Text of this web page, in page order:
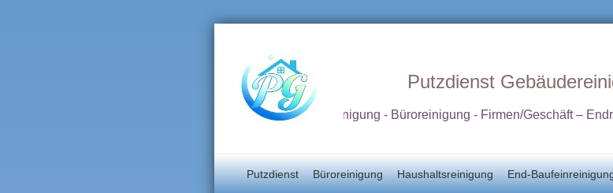
Putzdienst
Unterhaltsreinigung - Büroreinigung - Firmen/Geschäft –
Putzdienst Büroreinigung Haushaltsreinigung End-